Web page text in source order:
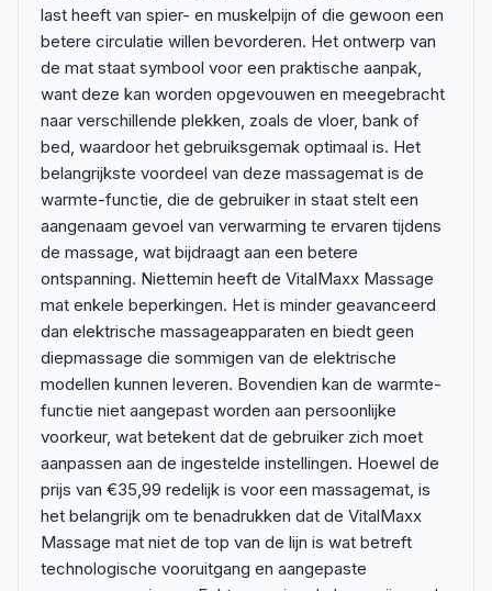
last heeft van spier- en muskelpijn of die gewoon een
betere circulatie willen bevorderen. Het ontwerp van
de mat staat symbool voor een praktische aanpak,
want deze kan worden opgevouwen en meegebracht
naar verschillende plekken, zoals de vloer, bank of
bed, waardoor het gebruiksgemak optimaal is. Het
belangrijkste voordeel van deze massagemat is de
warmte-functie, die de gebruiker in staat stelt een
aangenaam gevoel van verwarming te ervaren tijdens
de massage, wat bijdraagt aan een betere
ontspanning. Niettemin heeft de VitalMaxx Massage
mat enkele beperkingen. Het is minder geavanceerd
dan elektrische massageapparaten en biedt geen
diepmassage die sommigen van de elektrische
modellen kunnen leveren. Bovendien kan de warmte-
functie niet aangepast worden aan persoonlijke
voorkeur, wat betekent dat de gebruiker zich moet
aanpassen aan de ingestelde instellingen. Hoewel de
prijs van €35,99 redelijk is voor een massagemat, is
het belangrijk om te benadrukken dat de VitalMaxx
Massage mat niet de top van de lijn is wat betreft
technologische vooruitgang en aangepaste